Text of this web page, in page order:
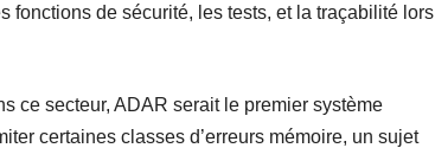
fonctions de sécurité, les tests, et la traçabilité lors
ce secteur, ADAR serait le premier système
certaines classes d’erreurs mémoire, un sujet